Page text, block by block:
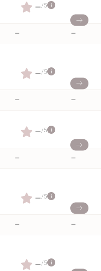
–/5
– –
–/5
– –
–/5
– –
–/5
– –
–/5